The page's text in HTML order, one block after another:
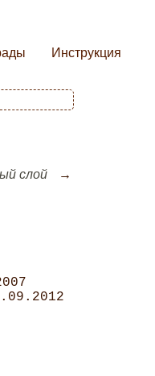
Инструкция
слой